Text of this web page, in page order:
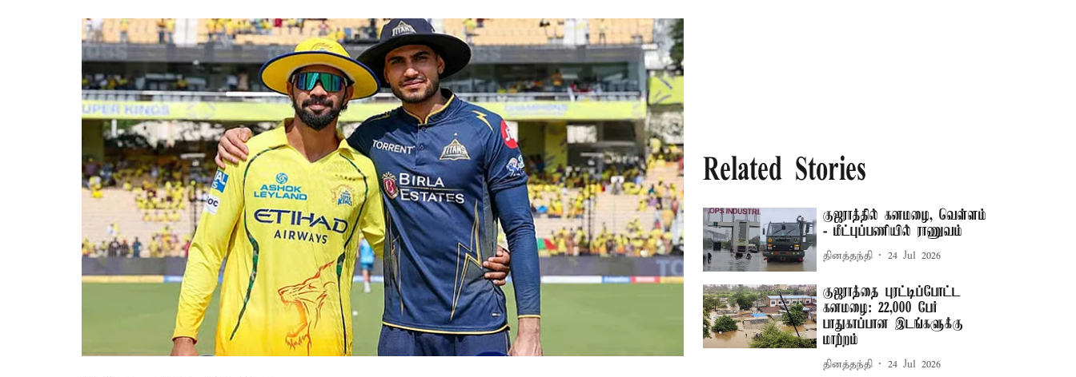
Related Stories
குஜராத்தில் கனமழை, வெள்ளம்
- மீட்புப்பணியில் ராணுவம்
தினத்தந்தி 24 Jul 2026
குஜராத்தை புரட்டிப்போட்ட
கனமழை: 22,000 பேர்
பாதுகாப்பான இடங்களுக்கு
மாற்றம்
தினத்தந்தி 24 Jul 2026